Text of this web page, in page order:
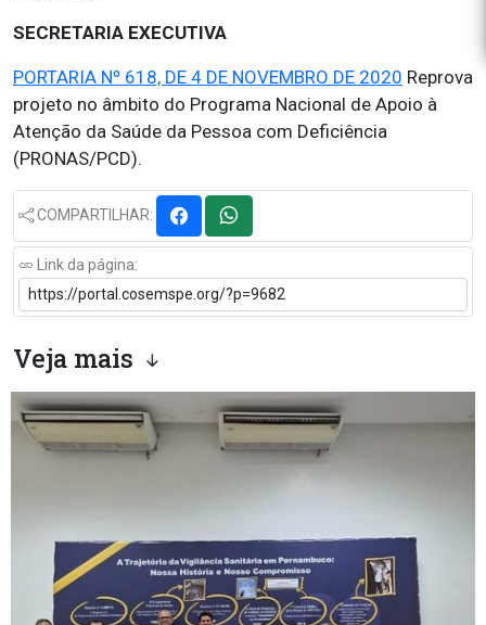
SECRETARIA EXECUTIVA
PORTARIA Nº 618, DE 4 DE NOVEMBRO DE 2020 Reprova
projeto no âmbito do Programa Nacional de Apoio à
Atenção da Saúde da Pessoa com Deficiência
(PRONAS/PCD).
COMPARTILHAR:
Link da página:
Veja mais